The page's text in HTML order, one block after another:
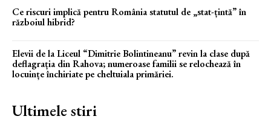
Ce riscuri implică pentru România statutul de „stat-țintă” în
războiul hibrid?
Elevii de la Liceul “Dimitrie Bolintineanu” revin la clase după
deflagrația din Rahova; numeroase familii se relochează în
locuințe închiriate pe cheltuiala primăriei.
Ultimele stiri